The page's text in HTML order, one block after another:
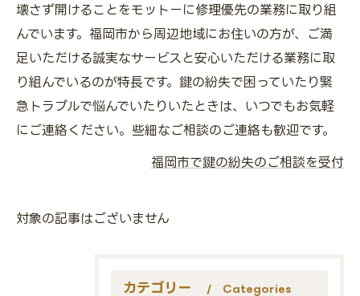
壊さず開けることをモットーに修理優先の業務に取り組
んでいます。福岡市から周辺地域にお住いの方が、ご満
足いただける誠実なサービスと安心いただける業務に取
り組んでいるのが特長です。鍵の紛失で困っていたり緊
急トラブルで悩んでいたりいたときは、いつでもお気軽
にご連絡ください。些細なご相談のご連絡も歓迎です。
福岡市で鍵の紛失のご相談を受付
対象の記事はございません
カテゴリー Categories